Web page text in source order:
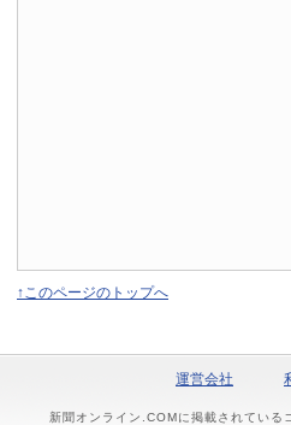
↑このページのトップへ
運営会社
新聞オンライン.COMに掲載されている